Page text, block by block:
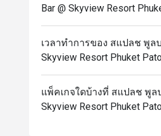
Bar @ Skyview Resort
เวลาทำการของ สแปลช พูล
Skyview Resort Phuket
แพ็คเกจใดบ้างที่ สแปลช พูล
Skyview Resort Phuket